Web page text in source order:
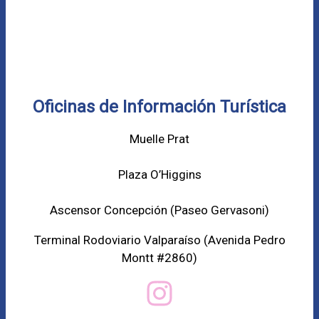
Oficinas de Información Turística
Muelle Prat
Plaza O’Higgins
Ascensor Concepción (Paseo Gervasoni)
Terminal Rodoviario Valparaíso (Avenida Pedro
Montt #2860)